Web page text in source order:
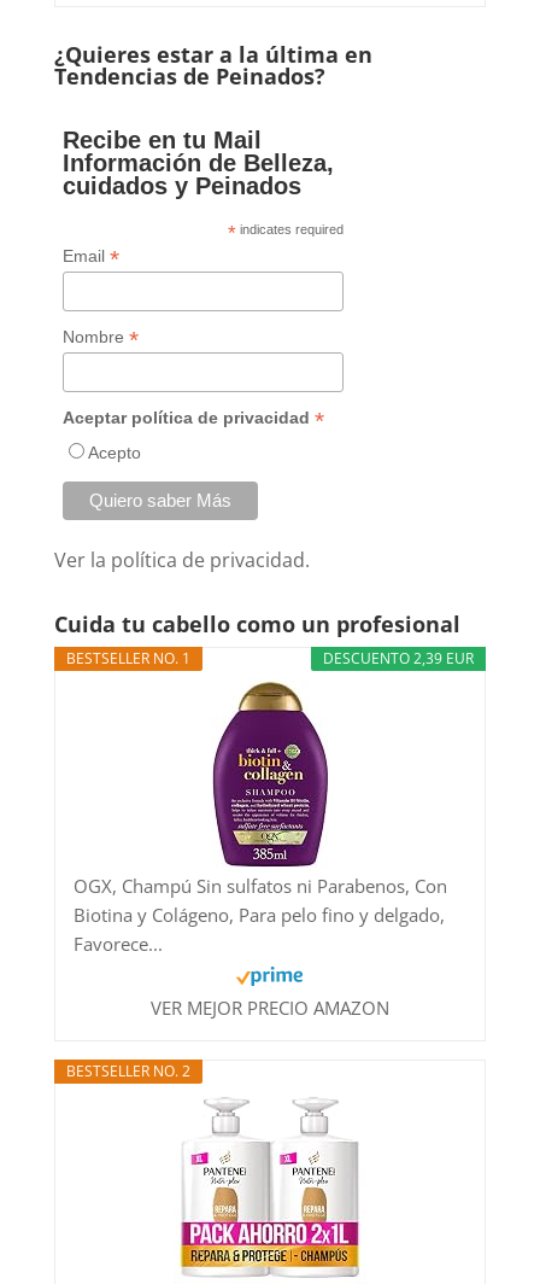
¿Quieres estar a la última en
Tendencias de Peinados?
Recibe en tu Mail
Información de Belleza,
cuidados y Peinados
* indicates required
Email*
Nombre*
Aceptar política de privacidad*
Acepto
Ver la política de privacidad.
Cuida tu cabello como un profesional
DESCUENTO 2,39 EUR
BESTSELLER NO. 1
OGX, Champú Sin sulfatos ni Parabenos, Con
Biotina y Colágeno, Para pelo fino y delgado,
Favorece...
VER MEJOR PRECIO AMAZON
BESTSELLER NO. 2